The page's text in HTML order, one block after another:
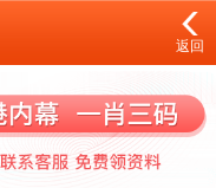
返回